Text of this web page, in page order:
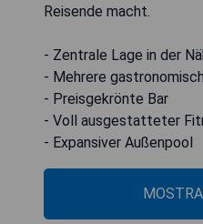
Reisende macht.
- Zentrale Lage in der
- Mehrere
- Preisgekrönte Bar
- Voll ausgestatteter
- Expansiver Außenpool